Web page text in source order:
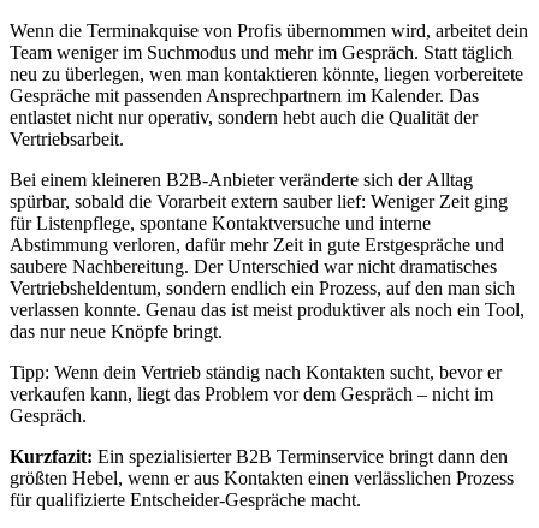
Wenn die Terminakquise von Profis übernommen wird, arbeitet dein
Team weniger im Suchmodus und mehr im Gespräch. Statt täglich
neu zu überlegen, wen man kontaktieren könnte, liegen vorbereitete
Gespräche mit passenden Ansprechpartnern im Kalender. Das
entlastet nicht nur operativ, sondern hebt auch die Qualität der
Vertriebsarbeit.
Bei einem kleineren B2B-Anbieter veränderte sich der Alltag
spürbar, sobald die Vorarbeit extern sauber lief: Weniger Zeit ging
für Listenpflege, spontane Kontaktversuche und interne
Abstimmung verloren, dafür mehr Zeit in gute Erstgespräche und
saubere Nachbereitung. Der Unterschied war nicht dramatisches
Vertriebsheldentum, sondern endlich ein Prozess, auf den man sich
verlassen konnte. Genau das ist meist produktiver als noch ein Tool,
das nur neue Knöpfe bringt.
Tipp: Wenn dein Vertrieb ständig nach Kontakten sucht, bevor er
verkaufen kann, liegt das Problem vor dem Gespräch – nicht im
Gespräch.
Kurzfazit: Ein spezialisierter B2B Terminservice bringt dann den
größten Hebel, wenn er aus Kontakten einen verlässlichen Prozess
für qualifizierte Entscheider-Gespräche macht.